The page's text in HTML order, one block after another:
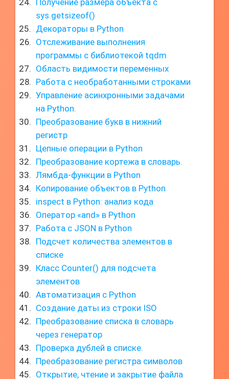
Получение размера объекта с
sys.getsizeof()
Декораторы в Python
Отслеживание выполнения
программы с библиотекой tqdm
Область видимости переменных
Работа с необработанными строками
Управление асинхронными задачами
на Python.
Преобразование букв в нижний
регистр
Цепные операции в Python
Преобразование кортежа в словарь.
Лямбда-функции в Python
Копирование объектов в Python
inspect в Python: анализ кода
Оператор «and» в Python
Работа с JSON в Python
Подсчет количества элементов в
списке
Класс Counter() для подсчета
элементов
Автоматизация с Python
Создание даты из строки ISO
Преобразование списка в словарь
через генератор
Проверка дублей в списке.
Преобразование регистра символов
Открытие, чтение и закрытие файла